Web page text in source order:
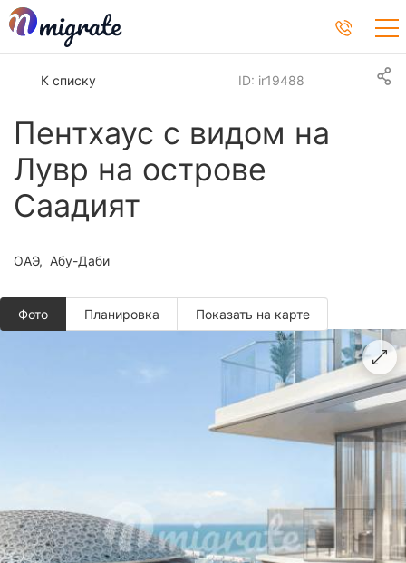
К списку
Пентхаус с видом на
Лувр на острове
Саадият
ID: ir19488
ОАЭ Абу-Даби
Фото Планировкa Показать на карте